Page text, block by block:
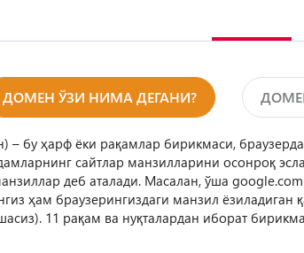
ДОМЕН ЎЗИ НИМА ДЕГАНИ?
бу ҳарф ёки рақамлар бирикмаси,
сайтлар манзилларини осонроқ
деб аталади. Масалан, ўша
ҳам браузерингиздаги манзил
11 рақам ва нуқталардан иборат